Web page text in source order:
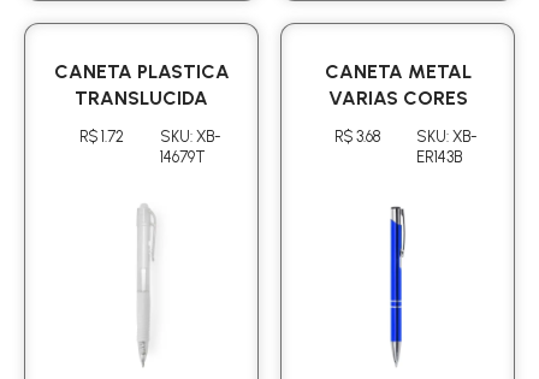
CANETA PLASTICA
TRANSLUCIDA
R$ 1.72
SKU: XB-
14679T
CANETA METAL
VARIAS CORES
R$ 3.68
SKU: XB-
ER143B